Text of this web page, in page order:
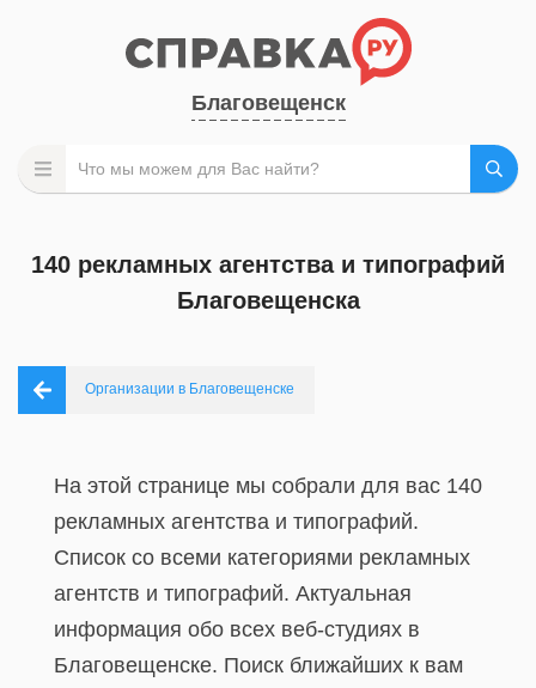
Благовещенск
140 рекламных агентства и типографий
Благовещенска
Организации в Благовещенске
На этой странице мы собрали для вас 140
рекламных агентства и типографий.
Список со всеми категориями рекламных
агентств и типографий. Актуальная
информация обо всех веб-студиях в
Благовещенске. Поиск ближайших к вам